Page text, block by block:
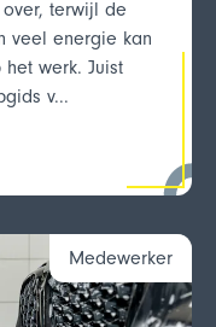
terwijl de
veel energie kan
werk. Juist
v...
Medewerker